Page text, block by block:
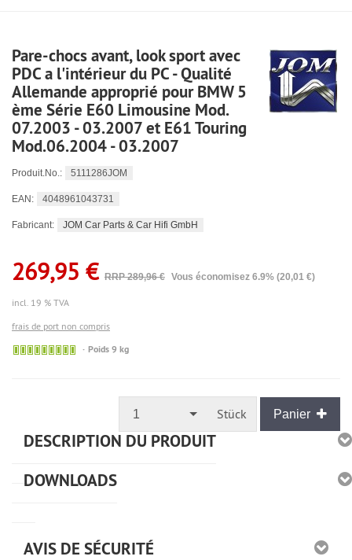
Pare-chocs avant, look sport avec
PDC a l'intérieur du PC - Qualité
Allemande approprié pour BMW 5
ème Série E60 Limousine Mod.
07.2003 - 03.2007 et E61 Touring
Mod.06.2004 - 03.2007
Produit.No.: 5111286JOM
EAN: 4048961043731
Fabricant: JOM Car Parts & Car Hifi GmbH
269,95 € RRP 289,96 € Vous économisez 6.9% (20,01 €)
incl. 19 % TVA
frais de port non compris
🟢 Poids 9 kg
1 Stück Panier
DESCRIPTION DU PRODUIT
DOWNLOADS
AVIS DE SÉCURITÉ